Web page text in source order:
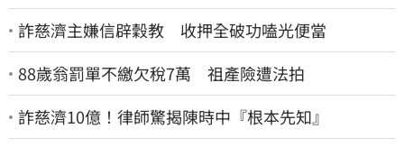
詐慈濟主嫌信辟穀教 收押全破功嗑光便當
88歲翁罰單不繳欠稅7萬 祖產險遭法拍
詐慈濟10億！律師驚揭陳時中『根本先知』